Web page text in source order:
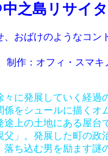
中之島リサイ
、おばけのようなコン
制作：オフィ・スマ
々に発展していく経過
係をシュールに描くオ
途上の土地にある屋台
父」。発展した町の政
ち込む男を励ます謎